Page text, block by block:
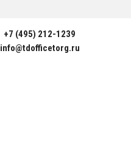
+7 (495) 212-1239
info@tdofficetorg.ru